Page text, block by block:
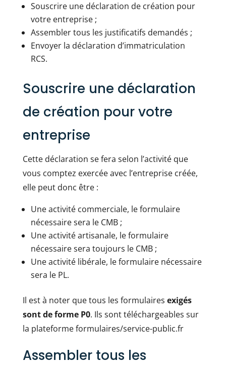
Souscrire une déclaration de création pour
votre entreprise ;
Assembler tous les justificatifs demandés ;
Envoyer la déclaration d’immatriculation
RCS.
Souscrire une déclaration
de création pour votre
entreprise
Cette déclaration se fera selon l’activité que
vous comptez exercée avec l’entreprise créée,
elle peut donc être :
Une activité commerciale, le formulaire
nécessaire sera le CMB ;
Une activité artisanale, le formulaire
nécessaire sera toujours le CMB ;
Une activité libérale, le formulaire nécessaire
sera le PL.
Il est à noter que tous les formulaires exigés
sont de forme P0. Ils sont téléchargeables sur
la plateforme formulaires/service-public.fr
Assembler tous les